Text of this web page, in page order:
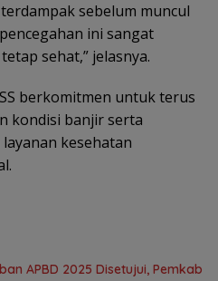
sebelum muncul
ini sangat
sehat,” jelasnya.
berkomitmen untuk terus
kondisi banjir serta
kesehatan
APBD 2025 Disetujui, Pemkab